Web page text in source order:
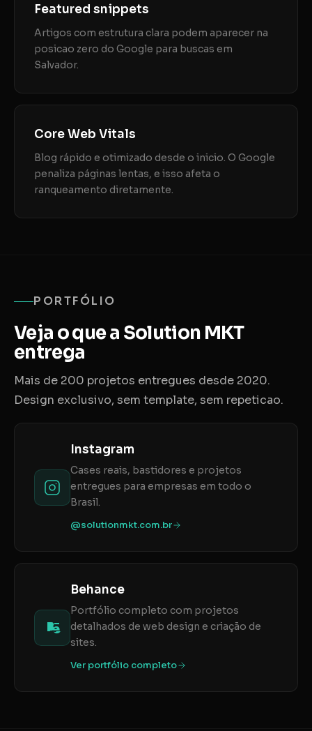
Featured snippets
Artigos com estrutura clara podem aparecer na
posicao zero do Google para buscas em
Salvador.
Core Web Vitals
Blog rápido e otimizado desde o inicio. O Google
penaliza páginas lentas, e isso afeta o
ranqueamento diretamente.
PORTFÓLIO
Veja o que a Solution MKT
entrega
Mais de 200 projetos entregues desde 2020.
Design exclusivo, sem template, sem repeticao.
Instagram
Cases reais, bastidores e projetos
entregues para empresas em todo o
Brasil.
@solutionmkt.com.br
Behance
Portfólio completo com projetos
detalhados de web design e criação de
sites.
Ver portfólio completo